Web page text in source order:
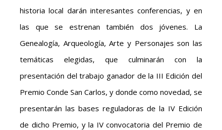
historia local darán interesantes conferencias, y en
las que se estrenan también dos jóvenes. La
Genealogía, Arqueología, Arte y Personajes son las
temáticas elegidas, que culminarán con la
presentación del trabajo ganador de la III Edición del
Premio Conde San Carlos, y donde como novedad, se
presentarán las bases reguladoras de la IV Edición
de dicho Premio, y la IV convocatoria del Premio de